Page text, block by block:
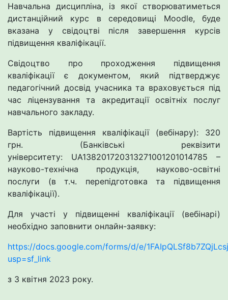
Навчальна дисципліна, із якої створюватиметься
дистанційний курс в середовищі Moodle, буде
вказана у свідоцтві після завершення курсів
підвищення кваліфікації.
Свідоцтво про проходження підвищення
кваліфікації є документом, який підтверджує
педагогічний досвід учасника та враховується під
час ліцензування та акредитації освітніх послуг
навчального закладу.
Вартість підвищення кваліфікації (вебінару): 320
грн. (Банківські реквізити
університету: UA138201720313271001201014785 –
науково-технічна продукція, науково-освітні
послуги (в т.ч. перепідготовка та підвищення
кваліфікації).
Для участі у підвищенні кваліфікації (вебінарі)
необхідно заповнити онлайн-заявку:
https://docs.google.com/forms/d/e/
usp=sf_link
з 3 квітня 2023 року.